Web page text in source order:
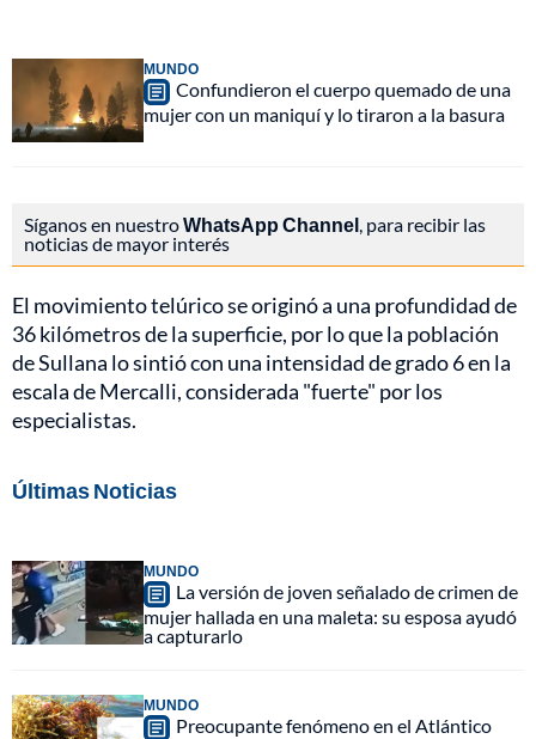
MUNDO
Confundieron el cuerpo quemado de una
mujer con un maniquí y lo tiraron a la basura
Síganos en nuestroWhatsApp Channel, para recibir las
noticias de mayor interés
El movimiento telúrico se originó a una profundidad de
36 kilómetros de la superficie, por lo que la población
de Sullana lo sintió con una intensidad de grado 6 en la
escala de Mercalli, considerada "fuerte" por los
especialistas.
Últimas Noticias
MUNDO
La versión de joven señalado de crimen de
mujer hallada en una maleta: su esposa ayudó
a capturarlo
MUNDO
Preocupante fenómeno en el Atlántico